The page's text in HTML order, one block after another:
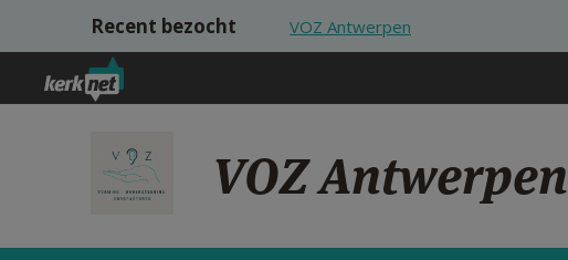
Overslaan en naar de inhoud gaan
Recent bezocht VOZ Antwerpen
VOZ Antwerpen